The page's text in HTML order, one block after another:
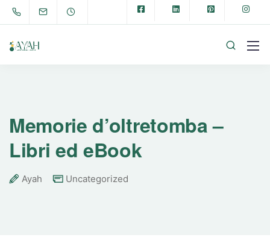
Memorie d’oltretomba –
Libri ed eBook
Ayah Uncategorized